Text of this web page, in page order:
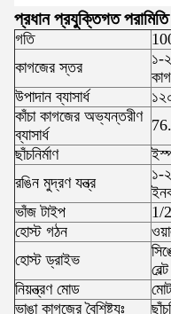
প্রধান প্রযুক্তিগত পরামিতি
গতি
কাগজের স্তর
১-
উপাদান ব্যাসার্ধ
কাঁচা কাগজের অভ্যন্তরীণ
ব্যাসার্ধ
ছাঁচনির্মাণ
রঙিন মুদ্রণ যন্ত্র
১-
ভাঁজ টাইপ
1/
হোস্ট গঠন
হোস্ট ড্রাইভ
নিয়ন্ত্রণ মোড
ভাঙা কাগজের বৈশিষ্ট্যঃ